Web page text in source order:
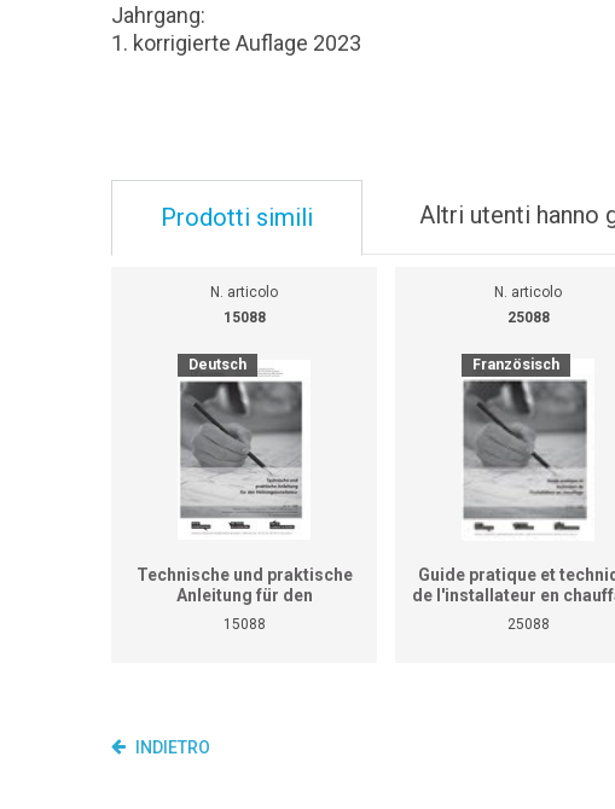
Jahrgang:
1. korrigierte Auflage 2023
Prodotti simili Altri utenti hanno
N. articolo
15088
Deutsch
Technische und praktische
Anleitung für den
Heizungsinstallateur (ersetzt
nicht den praktischen
15088
N. articolo
25088
Französisch
Guide pratique et
de l'installateur en
(Ne remplace pas le
de travaux pratiques
25088
INDIETRO